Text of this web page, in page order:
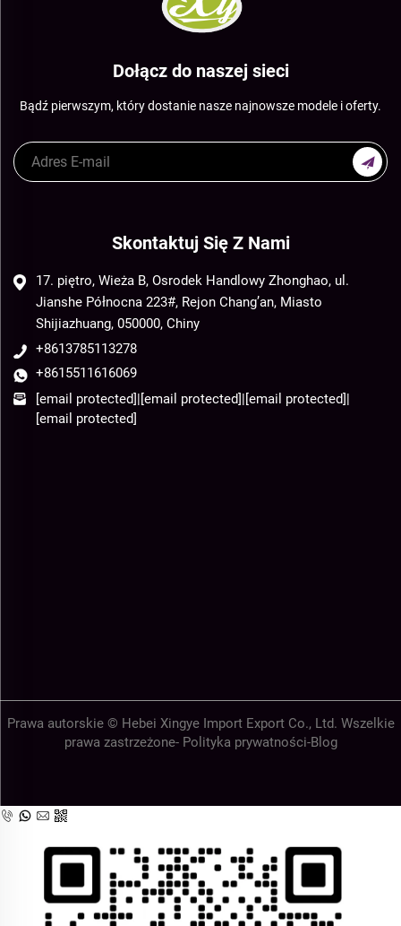
Dołącz do naszej sieci
Bądź pierwszym, który dostanie nasze najnowsze modele i oferty.
Skontaktuj Się Z Nami
17. piętro, Wieża B, Osrodek Handlowy Zhonghao, ul.
Jianshe Północna 223#, Rejon Chang’an, Miasto
Shijiazhuang, 050000, Chiny
+8613785113278
+8615511616069
[email protected]|[email protected]|[email protected]|
[email protected]
Prawa autorskie © Hebei Xingye Import Export Co., Ltd. Wszelkie
prawa zastrzeżone- Polityka prywatności-Blog